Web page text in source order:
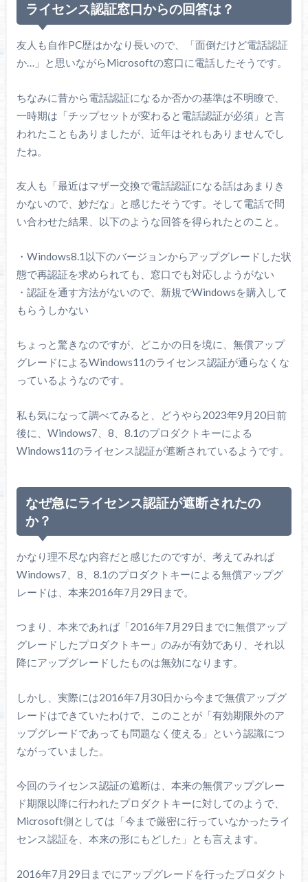
ライセンス認証窓口からの回答は？
友人も自作PC歴はかなり長いので、「面倒だけど電話認証
か…」と思いながらMicrosoftの窓口に電話したそうです。
ちなみに昔から電話認証になるか否かの基準は不明瞭で、
一時期は「チップセットが変わると電話認証が必須」と言
われたこともありましたが、近年はそれもありませんでし
たね。
友人も「最近はマザー交換で電話認証になる話はあまりき
かないので、妙だな」と感じたそうです。そして電話で問
い合わせた結果、以下のような回答を得られたとのこと。
・Windows8.1以下のバージョンからアップグレードした状
態で再認証を求められても、窓口でも対応しようがない
・認証を通す方法がないので、新規でWindowsを購入して
もらうしかない
ちょっと驚きなのですが、どこかの日を境に、無償アップ
グレードによるWindows11のライセンス認証が通らなくな
っているようなのです。
私も気になって調べてみると、どうやら2023年9月20日前
後に、Windows7、8、8.1のプロダクトキーによる
Windows11のライセンス認証が遮断されているようです。
なぜ急にライセンス認証が遮断されたの
か？
かなり理不尽な内容だと感じたのですが、考えてみれば
Windows7、8、8.1のプロダクトキーによる無償アップグ
レードは、本来2016年7月29日まで。
つまり、本来であれば「2016年7月29日までに無償アップ
グレードしたプロダクトキー」のみが有効であり、それ以
降にアップグレードしたものは無効になります。
しかし、実際には2016年7月30日から今まで無償アップグ
レードはできていたわけで、このことが「有効期限外のア
ップグレードであっても問題なく使える」という認識につ
ながっていました。
今回のライセンス認証の遮断は、本来の無償アップグレー
ド期限以降に行われたプロダクトキーに対してのようで、
Microsoft側としては「今まで厳密に行っていなかったライ
センス認証を、本来の形にもどした」とも言えます。
2016年7月29日までにアップグレードを行ったプロダクト